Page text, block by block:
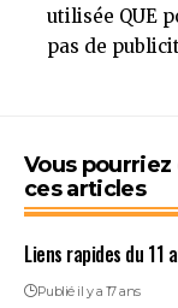
utilisée QUE
pas de
Vous
ces articles
Liens rapides du 11
Publié il y a 17 ans